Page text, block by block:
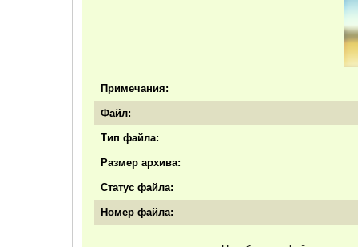
Примечания:
Файл:
Тип файла:
Размер архива:
Статус файла:
Номер файла: